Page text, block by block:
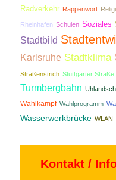
Radverkehr Rappenwört
Rheinhafen Schulen Soziales
Stadtbild
Karlsruhe Stadtklima
Straßenstrich Stuttgarter Straße
Turmbergbahn
Wahlkampf Wahlprogramm
Wasserwerkbrücke WLAN
Kontakt /